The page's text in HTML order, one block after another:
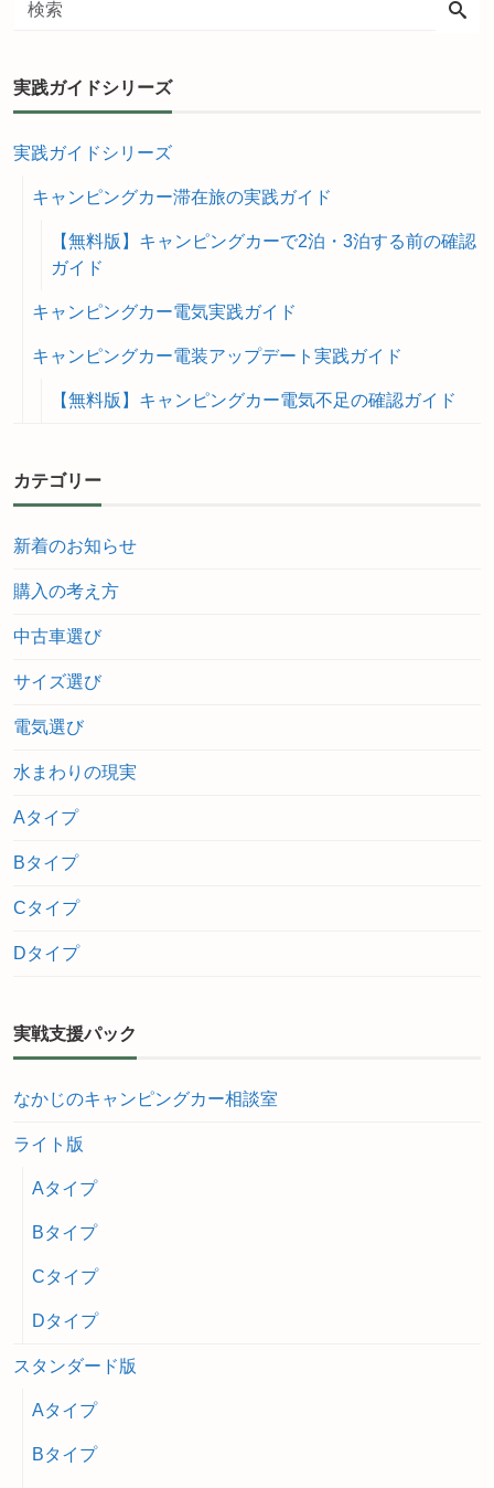
実践ガイドシリーズ
実践ガイドシリーズ
キャンピングカー滞在旅の実践ガイド
【無料版】キャンピングカーで2泊・3泊する前の確認
ガイド
キャンピングカー電気実践ガイド
キャンピングカー電装アップデート実践ガイド
【無料版】キャンピングカー電気不足の確認ガイド
カテゴリー
新着のお知らせ
購入の考え方
中古車選び
サイズ選び
電気選び
水まわりの現実
Aタイプ
Bタイプ
Cタイプ
Dタイプ
実戦支援パック
なかじのキャンピングカー相談室
ライト版
Aタイプ
Bタイプ
Cタイプ
Dタイプ
スタンダード版
Aタイプ
Bタイプ